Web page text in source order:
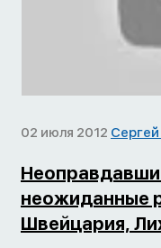
02 июля 2012
неожиданные
Швейцария,